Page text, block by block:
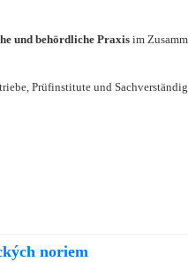
und behördliche Praxisim
Prüfinstitute und
noriem